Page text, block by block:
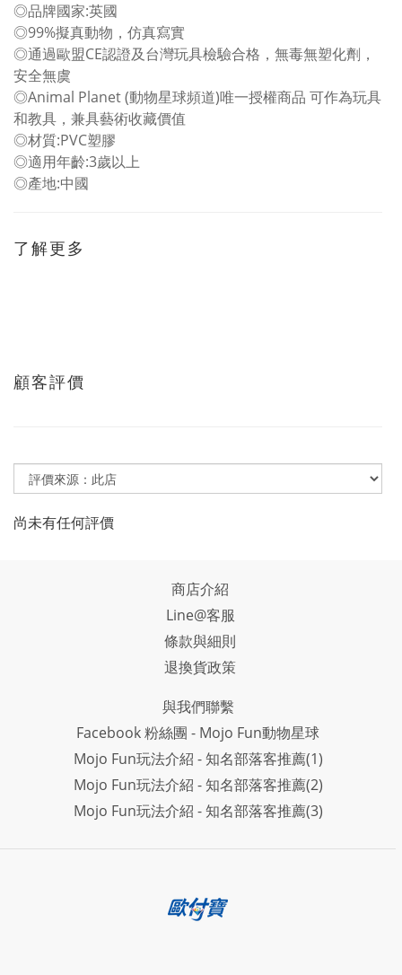
◎品牌國家:英國
◎99%擬真動物，仿真寫實
◎通過歐盟CE認證及台灣玩具檢驗合格，無毒無塑化劑，
安全無虞
◎Animal Planet (動物星球頻道)唯一授權商品 可作為玩具
和教具，兼具藝術收藏價值
◎材質:PVC塑膠
◎適用年齡:3歲以上
◎產地:中國
了解更多
顧客評價
尚未有任何評價
商店介紹
Line@客服
條款與細則
退換貨政策
與我們聯繫
Facebook 粉絲團 - Mojo Fun動物星球
Mojo Fun玩法介紹 - 知名部落客推薦(1)
Mojo Fun玩法介紹 - 知名部落客推薦(2)
Mojo Fun玩法介紹 - 知名部落客推薦(3)